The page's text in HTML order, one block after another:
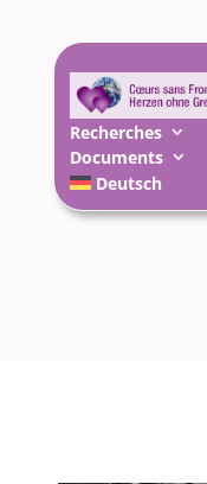
Recherches
Documents
Deutsch